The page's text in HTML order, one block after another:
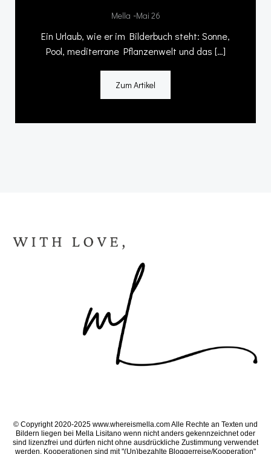
Mella -Mai 26
Ein Urlaub, wie er im Bilderbuch steht: Sonne,
Pool, mediterrane Pflanzenwelt und das […]
Zum Artikel
© Copyright 2020-2025 www.whereismella.com Alle Rechte an Texten und
Bildern liegen bei Mella Lisitano wenn nicht anders gekennzeichnet oder
sind lizenzfrei und dürfen nicht ohne ausdrückliche Zustimmung verwendet
werden. Kooperationen sind mit "(Un)bezahlte Bloggerreise/Kooperation"